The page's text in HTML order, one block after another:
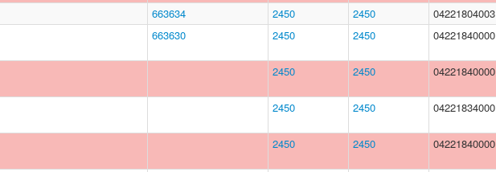
663634 2450 2450 04221804003
663630 2450 2450 04221840000
2450 2450 04221840000
2450 2450 04221834000
2450 2450 04221840000